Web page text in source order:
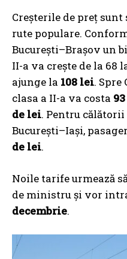
Creșterile de preț
rute populare.
București–Brașov un
II-a va crește de la 68
ajunge la 108 lei. Spre
clasa a II-a va costa
de lei. Pentru
București–Iași,
de lei.
Noile tarife urmează
de ministru și vor
decembrie.